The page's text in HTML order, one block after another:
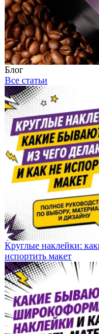
Блог
Все статьи
Круглые наклейки:
испортить макет